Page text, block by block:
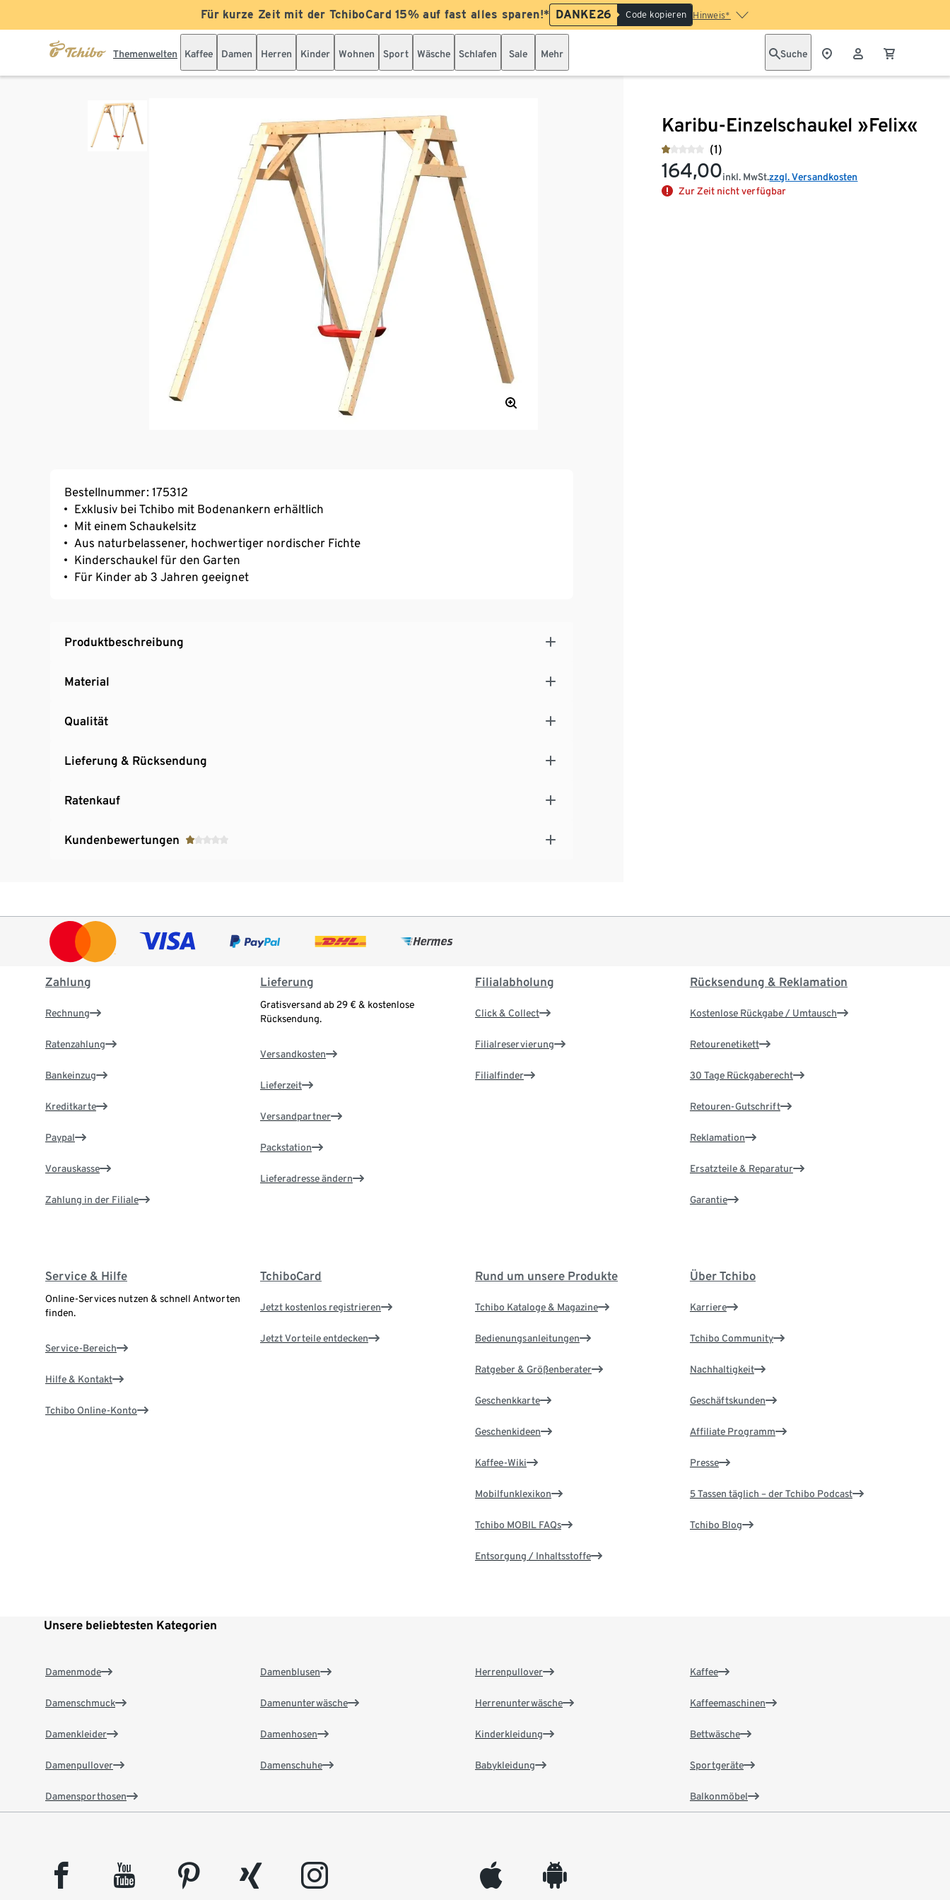
Für kurze Zeit mit der TchiboCard 15% auf fast alles sparen!* DANKE26 Code kopieren Hinweis*
Themenwelten Kaffee Damen Herren Kinder Wohnen Sport Wäsche Schlafen Sale Mehr Suche
Karibu-Einzelschaukel »Felix«
(1)
164,00inkl. MwSt.zzgl. Versandkosten
Zur Zeit nicht verfügbar
Bestellnummer: 175312
Exklusiv bei Tchibo mit Bodenankern erhältlich
Mit einem Schaukelsitz
Aus naturbelassener, hochwertiger nordischer Fichte
Kinderschaukel für den Garten
Für Kinder ab 3 Jahren geeignet
Produktbeschreibung
Material
Qualität
Lieferung & Rücksendung
Ratenkauf
Kundenbewertungen
Zahlung
Rechnung
Ratenzahlung
Bankeinzug
Kreditkarte
Paypal
Vorauskasse
Zahlung in der Filiale
Lieferung
Gratisversand ab 29 € & kostenlose
Rücksendung.
Versandkosten
Lieferzeit
Versandpartner
Packstation
Lieferadresse ändern
Filialabholung
Click & Collect
Filialreservierung
Filialfinder
Rücksendung & Reklamation
Kostenlose Rückgabe / Umtausch
Retourenetikett
30 Tage Rückgaberecht
Retouren-Gutschrift
Reklamation
Ersatzteile & Reparatur
Garantie
Service & Hilfe
Online-Services nutzen & schnell Antworten
finden.
Service-Bereich
Hilfe & Kontakt
Tchibo Online-Konto
TchiboCard
Jetzt kostenlos registrieren
Jetzt Vorteile entdecken
Rund um unsere Produkte
Tchibo Kataloge & Magazine
Bedienungsanleitungen
Ratgeber & Größenberater
Geschenkkarte
Geschenkideen
Kaffee-Wiki
Mobilfunklexikon
Tchibo MOBIL FAQs
Entsorgung / Inhaltsstoffe
Über Tchibo
Karriere
Tchibo Community
Nachhaltigkeit
Geschäftskunden
Affiliate Programm
Presse
5 Tassen täglich – der Tchibo Podcast
Tchibo Blog
Unsere beliebtesten Kategorien
Damenmode
Damenschmuck
Damenkleider
Damenpullover
Damensporthosen
Damenblusen
Damenunterwäsche
Damenhosen
Damenschuhe
Herrenpullover
Herrenunterwäsche
Kinderkleidung
Babykleidung
Kaffee
Kaffeemaschinen
Bettwäsche
Sportgeräte
Balkonmöbel
facebook youtube pinterest xing instagram appleinc android